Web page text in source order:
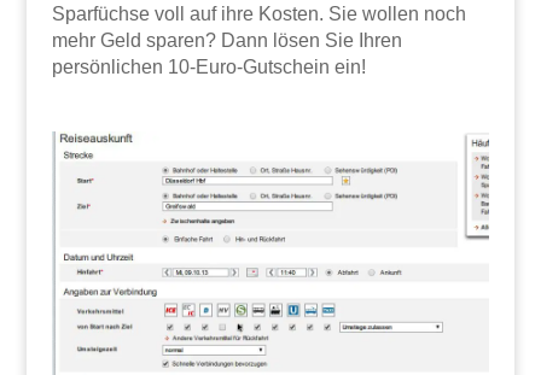
Sparfüchse voll auf ihre Kosten. Sie wollen noch
mehr Geld sparen? Dann lösen Sie Ihren
persönlichen 10-Euro-Gutschein ein!